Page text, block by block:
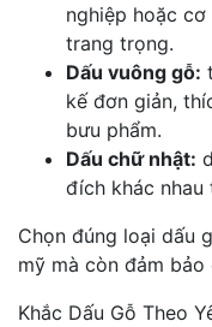
nghiệp hoặc cơ
trang trọng.
Dấu vuông gỗ:
kế đơn giản,
bưu phẩm.
Dấu chữ nhật:
đích khác nhau
Chọn đúng loại dấu
mỹ mà còn đảm bảo
Khắc Dấu Gỗ Theo